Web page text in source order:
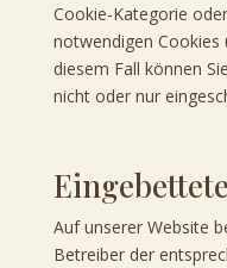
Cookie-Kategorie
notwendigen Cookies
diesem Fall können
nicht oder nur
Auf unserer Website
Betreiber der